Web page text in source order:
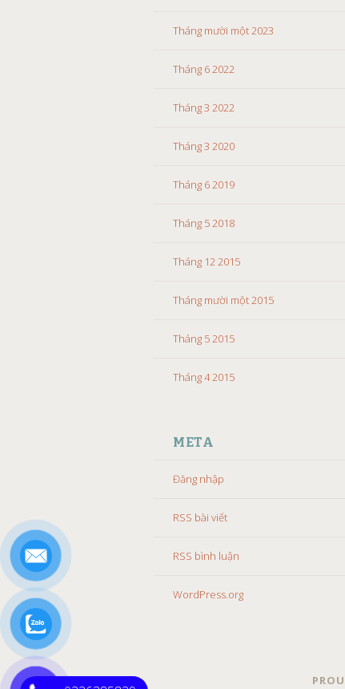
Tháng mười một 2023
Tháng 6 2022
Tháng 3 2022
Tháng 3 2020
Tháng 6 2019
Tháng 5 2018
Tháng 12 2015
Tháng mười một 2015
Tháng 5 2015
Tháng 4 2015
META
Đăng nhập
RSS bài viết
RSS bình luận
WordPress.org